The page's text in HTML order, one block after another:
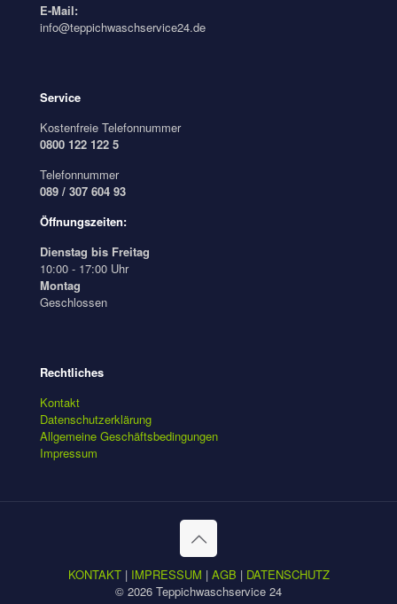
E-Mail:
info@teppichwaschservice24.de
Service
Kostenfreie Telefonnummer
0800 122 122 5
Telefonnummer
089 / 307 604 93
Öffnungszeiten:
Dienstag bis Freitag
10:00 - 17:00 Uhr
Montag
Geschlossen
Rechtliches
Kontakt
Datenschutzerklärung
Allgemeine Geschäftsbedingungen
Impressum
KONTAKT| IMPRESSUM | AGB | DATENSCHUTZ
© 2026 Teppichwaschservice 24